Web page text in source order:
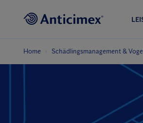
Home Schädlingsmanagement &